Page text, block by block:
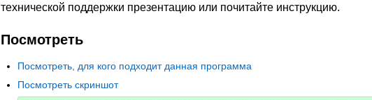
технической поддержки презентацию или почитайте инструкцию.
Посмотреть
Посмотреть, для кого подходит данная программа
Посмотреть скриншот